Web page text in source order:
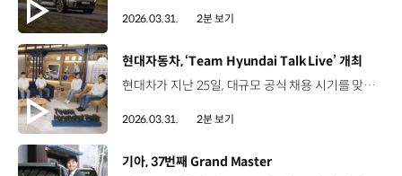
2026.03.31. 2분 보기
[동영상]
현대자동차, ‘Team Hyundai Talk Live’ 개최
현대차가 지난 25일, 대규모 공식 채용 시기를 맞아 온라인 채용 설명회 ‘Team Hyundai Talk Live’를 진행했습니다. 앞서 현대차는 3월 20일부터 4월 3일까지 2주간 신입 및 경력 인재를 대상으로 전 부문에 걸쳐 채용을 실시 중인데요. 지원자의 직무 이해를 돕기 위해 마련된 이번 설명회는 사전 신청자를 대상으로 현대차 채용 유튜브 채널에서 생중계됐습니다. 라이브 세션에서는 연구개발, 사업·기획 등 다양한 부문 현직자들의 직무 소개가 이어졌습니다. 권창근 매니저 / 현대차 생기인사팀(생산 기술 조직은) 산업 형태의 변화에 따라 대응하고 미래 경쟁력을 확보하기 위해 다양한 형태의 신제조기술을 개발하고 있습니다. 이후에는 ‘원동력’이라는 공통 키워드를 중심으로 각 조직의 이야기를 나눴습니다. 이지은 상무 / 현대차 HR운영실오늘 진행된 ‘Team Hyundai Talk Live’에서도 변화하는 환경 속에서 팀 현대를 앞으로 나아가게 하는 원동력에 대해 지원자들과 함께 소통하는 시간을 가졌습니다. 앞으로도 성장 가능성을 지닌 인재들을 적극 선발해 구성원과 조직이 함께 성장할 수 있는 기회를 지속적으로 확대해 나가겠습니다. 현대차는 앞으로도 조직의 미래 경쟁력이 될 인재 확보를 위해 적극적인 채용 활동을 이어갈 예정입니다.
2026.03.31. 2분 보기
[동영상]
기아, 37번째 Grand Master